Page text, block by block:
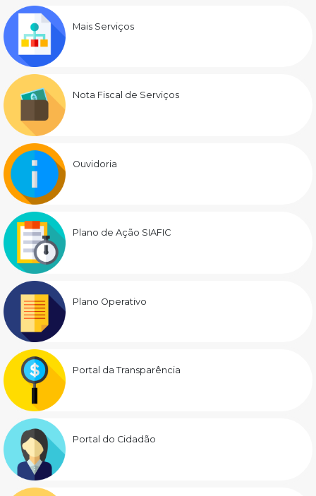
Mais Serviços
Nota Fiscal de Serviços
Ouvidoria
Plano de Ação SIAFIC
Plano Operativo
Portal da Transparência
Portal do Cidadão